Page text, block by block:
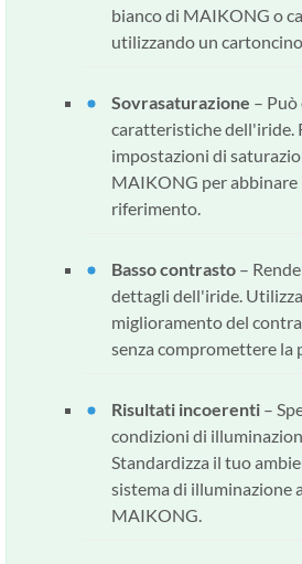
bianco di MAIKONG o
utilizzando un
Sovrasaturazione – Può
caratteristiche dell'iride.
impostazioni di
MAIKONG per abbinare
riferimento.
Basso contrasto –
dettagli dell'iride.
miglioramento del
senza compromettere la
Risultati incoerenti –
condizioni di
Standardizza il tuo
sistema di illuminazione
MAIKONG.